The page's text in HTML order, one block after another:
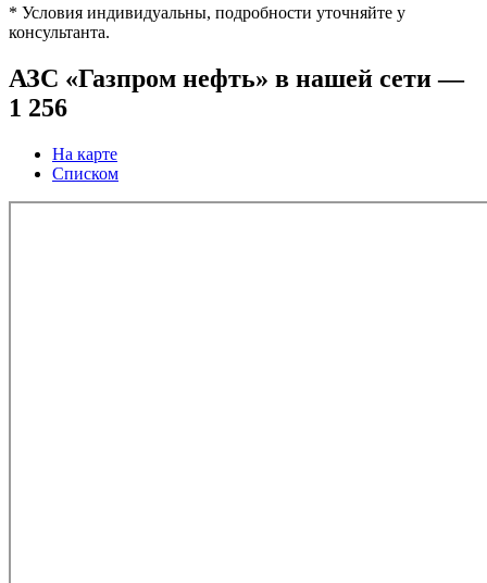
* Условия индивидуальны, подробности уточняйте у
консультанта.
АЗС «Газпром нефть» в нашей сети —
1 256
На карте
Списком